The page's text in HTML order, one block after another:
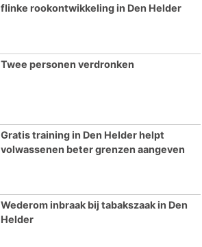
flinke rookontwikkeling in Den Helder
Twee personen verdronken
Gratis training in Den Helder helpt
volwassenen beter grenzen aangeven
Wederom inbraak bij tabakszaak in Den
Helder